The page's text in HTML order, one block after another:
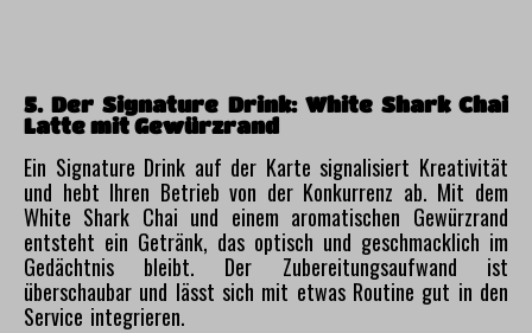
5. Der Signature Drink: White Shark Chai
Latte mit Gewürzrand
Ein Signature Drink auf der Karte signalisiert Kreativität
und hebt Ihren Betrieb von der Konkurrenz ab. Mit dem
White Shark Chai und einem aromatischen Gewürzrand
entsteht ein Getränk, das optisch und geschmacklich im
Gedächtnis bleibt. Der Zubereitungsaufwand ist
überschaubar und lässt sich mit etwas Routine gut in den
Service integrieren.